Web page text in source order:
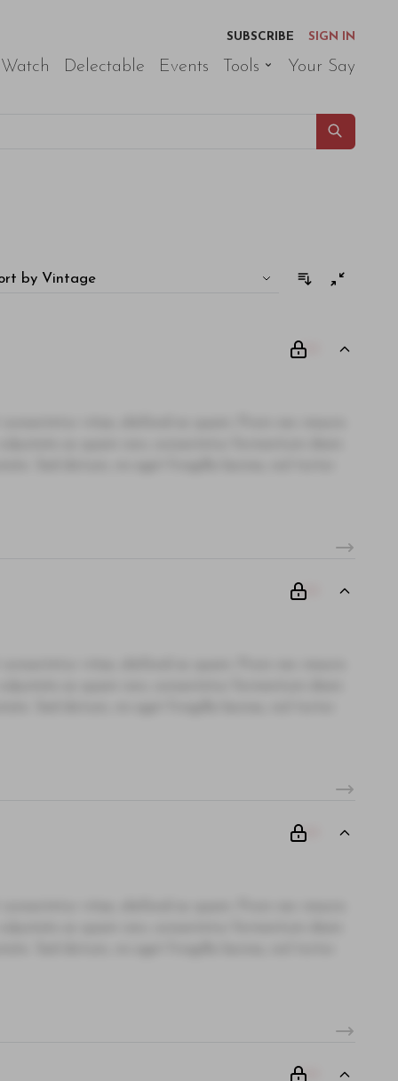
SUBSCRIBE
SIGN IN
Delectable Events Tools Your Say
by Vintage
00
ac quam non, consectetur fermentum diam.
00
ac quam non, consectetur fermentum diam.
00
ac quam non, consectetur fermentum diam.
00